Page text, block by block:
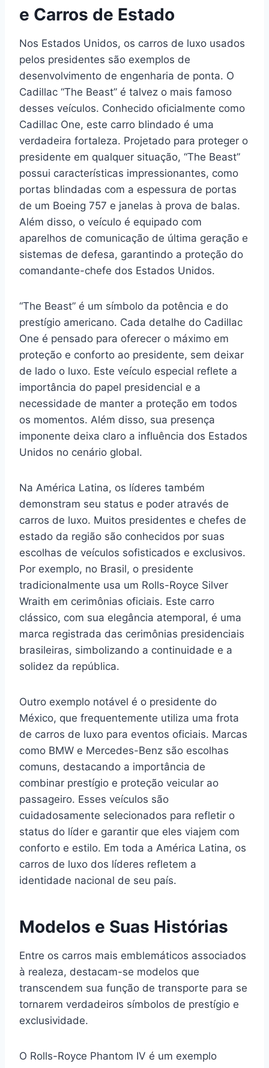
e Carros de Estado
Nos Estados Unidos, os carros de luxo usados
pelos presidentes são exemplos de
desenvolvimento de engenharia de ponta. O
Cadillac “The Beast” é talvez o mais famoso
desses veículos. Conhecido oficialmente como
Cadillac One, este carro blindado é uma
verdadeira fortaleza. Projetado para proteger o
presidente em qualquer situação, “The Beast”
possui características impressionantes, como
portas blindadas com a espessura de portas
de um Boeing 757 e janelas à prova de balas.
Além disso, o veículo é equipado com
aparelhos de comunicação de última geração e
sistemas de defesa, garantindo a proteção do
comandante-chefe dos Estados Unidos.
“The Beast” é um símbolo da potência e do
prestígio americano. Cada detalhe do Cadillac
One é pensado para oferecer o máximo em
proteção e conforto ao presidente, sem deixar
de lado o luxo. Este veículo especial reflete a
importância do papel presidencial e a
necessidade de manter a proteção em todos
os momentos. Além disso, sua presença
imponente deixa claro a influência dos Estados
Unidos no cenário global.
Na América Latina, os líderes também
demonstram seu status e poder através de
carros de luxo. Muitos presidentes e chefes de
estado da região são conhecidos por suas
escolhas de veículos sofisticados e exclusivos.
Por exemplo, no Brasil, o presidente
tradicionalmente usa um Rolls-Royce Silver
Wraith em cerimônias oficiais. Este carro
clássico, com sua elegância atemporal, é uma
marca registrada das cerimônias presidenciais
brasileiras, simbolizando a continuidade e a
solidez da república.
Outro exemplo notável é o presidente do
México, que frequentemente utiliza uma frota
de carros de luxo para eventos oficiais. Marcas
como BMW e Mercedes-Benz são escolhas
comuns, destacando a importância de
combinar prestígio e proteção veicular ao
passageiro. Esses veículos são
cuidadosamente selecionados para refletir o
status do líder e garantir que eles viajem com
conforto e estilo. Em toda a América Latina, os
carros de luxo dos líderes refletem a
identidade nacional de seu país.
Modelos e Suas Histórias
Entre os carros mais emblemáticos associados
à realeza, destacam-se modelos que
transcendem sua função de transporte para se
tornarem verdadeiros símbolos de prestígio e
exclusividade.
O Rolls-Royce Phantom IV é um exemplo